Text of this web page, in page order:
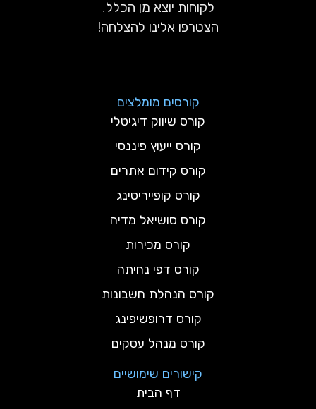
לקוחות יוצא מן הכלל.
הצטרפו אלינו להצלחה!
קורסים מומלצים
קורס שיווק דיגיטלי
קורס ייעוץ פיננסי
קורס קידום אתרים
קורס קופייריטינג
קורס סושיאל מדיה
קורס מכירות
קורס דפי נחיתה
קורס הנהלת חשבונות
קורס דרופשיפינג
קורס מנהל עסקים
קישורים שימושיים
דף הבית